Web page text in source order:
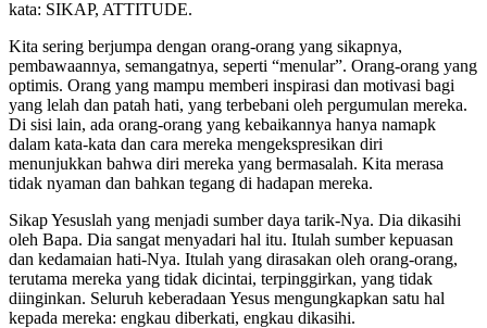
kata: SIKAP, ATTITUDE.
Kita sering berjumpa dengan orang-orang yang sikapnya,
pembawaannya, semangatnya, seperti “menular”. Orang-orang yang
optimis. Orang yang mampu memberi inspirasi dan motivasi bagi
yang lelah dan patah hati, yang terbebani oleh pergumulan mereka.
Di sisi lain, ada orang-orang yang kebaikannya hanya namapk
dalam kata-kata dan cara mereka mengekspresikan diri
menunjukkan bahwa diri mereka yang bermasalah. Kita merasa
tidak nyaman dan bahkan tegang di hadapan mereka.
Sikap Yesuslah yang menjadi sumber daya tarik-Nya. Dia dikasihi
oleh Bapa. Dia sangat menyadari hal itu. Itulah sumber kepuasan
dan kedamaian hati-Nya. Itulah yang dirasakan oleh orang-orang,
terutama mereka yang tidak dicintai, terpinggirkan, yang tidak
diinginkan. Seluruh keberadaan Yesus mengungkapkan satu hal
kepada mereka: engkau diberkati, engkau dikasihi.